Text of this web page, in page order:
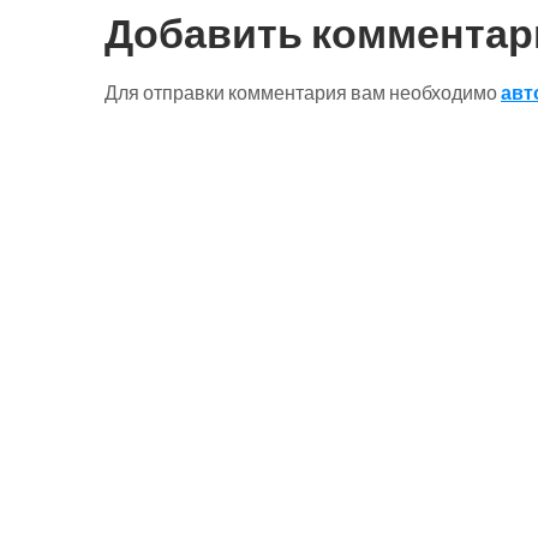
по
записям
Добавить
Для отправки комментария вам необходимо